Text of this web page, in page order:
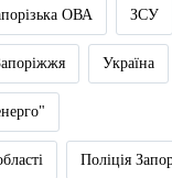
ОВА ЗСУ
Україна
Поліція